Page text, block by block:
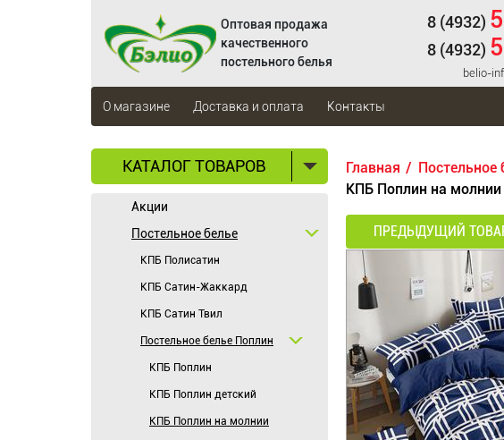
Оптовая продажа
качественного
постельного белья
8 (4932)
8 (4932)
belio-
О магазине Доставка и оплата Контакты
КАТАЛОГ ТОВАРОВ
Акции
Постельное белье
КПБ Полисатин
КПБ Сатин-Жаккард
КПБ Сатин Твил
Постельное белье Поплин
КПБ Поплин
КПБ Поплин детский
КПБ Поплин на молнии
Главная Постельное
КПБ Поплин на молнии
ПРЕДЫДУЩИЙ